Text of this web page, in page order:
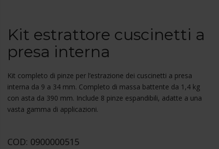
Kit estrattore cuscinetti a
presa interna
Kit completo di pinze per l’estrazione dei cuscinetti a presa
interna da 9 a 34 mm. Completo di massa battente da 1,4 kg
con asta da 390 mm. Include 8 pinze espandibili, adatte a una
vasta gamma di applicazioni.
COD: 0900000515